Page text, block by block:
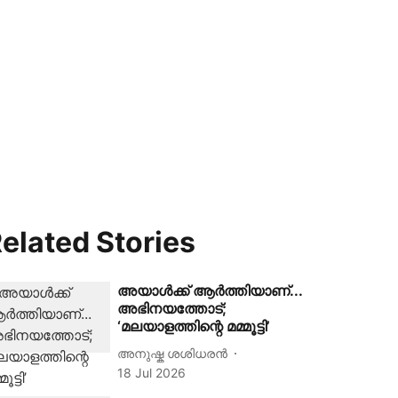
Stories
അയാൾക്ക് ആർത്തിയാണ്...
അഭിനയത്തോട്;
‘മലയാളത്തിന്റെ മമ്മൂട്ടി’
അനുഷ്ക ശശിധരൻ
18 Jul 2026